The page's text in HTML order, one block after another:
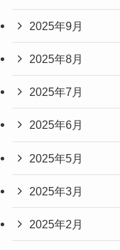
2025年9月
2025年8月
2025年7月
2025年6月
2025年5月
2025年3月
2025年2月